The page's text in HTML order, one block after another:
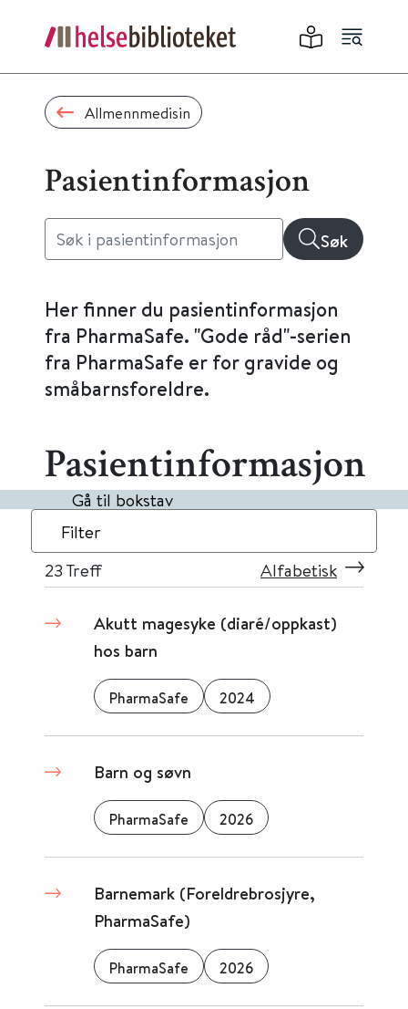
Allmennmedisin
Pasientinformasjon
Søk
Her finner du pasientinformasjon
fra PharmaSafe. "Gode råd"-serien
fra PharmaSafe er for gravide og
småbarnsforeldre.
Pasientinformasjon
Gå til bokstav
Filter
23 Treff Alfabetisk
Akutt magesyke (diaré/oppkast)
hos barn
PharmaSafe 2024
Barn og søvn
PharmaSafe 2026
Barnemark (Foreldrebrosjyre,
PharmaSafe)
PharmaSafe 2026